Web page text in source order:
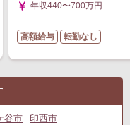
年収440〜700万円
高額給与 転勤なし
谷市
印西市